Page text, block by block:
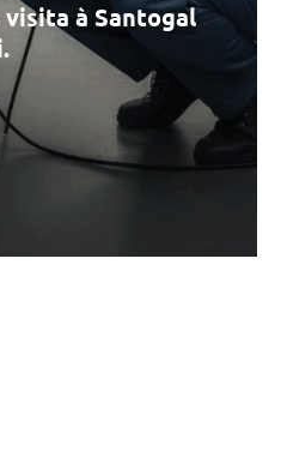
visita à Santogal